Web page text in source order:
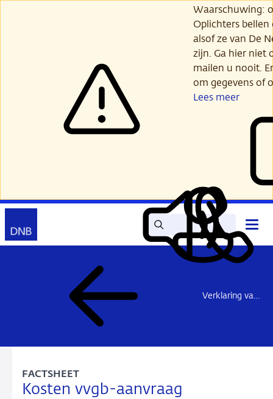
Waarschuwing:
Oplichters
alsof ze van De
zijn. Ga hier niet
mailen u nooit.
om gegevens of
Lees meer
Zoek Lees
voor
Mijn
DNB
Contact
Verklaring van geen bezwaar – overzichtspagina
Kosten vvgb-aanvraag
FACTSHEET